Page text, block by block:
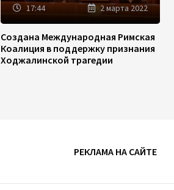
17:44 2 марта 2022
Создана Международная Римская
Коалиция в поддержку признания
Ходжалинской трагедии
РЕКЛАМА НА САЙТЕ